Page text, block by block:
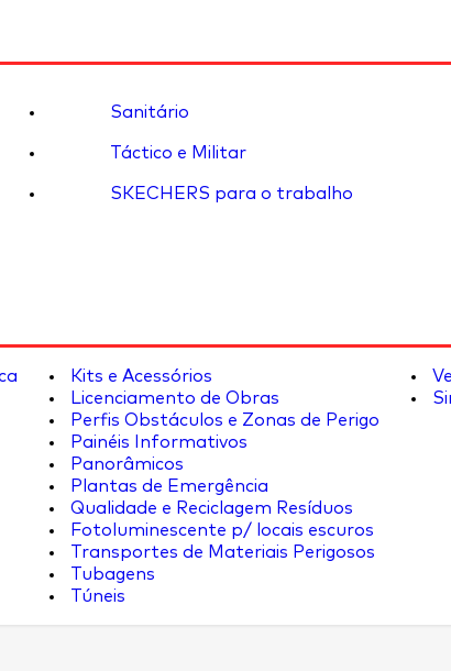
Sanitário
Táctico e Militar
SKECHERS para o trabalho
Kits e Acessórios
Licenciamento de Obras
Perfis Obstáculos e Zonas de Perigo
Painéis Informativos
Panorâmicos
Plantas de Emergência
Qualidade e Reciclagem Resíduos
Fotoluminescente p/ locais escuros
Transportes de Materiais Perigosos
Tubagens
Túneis